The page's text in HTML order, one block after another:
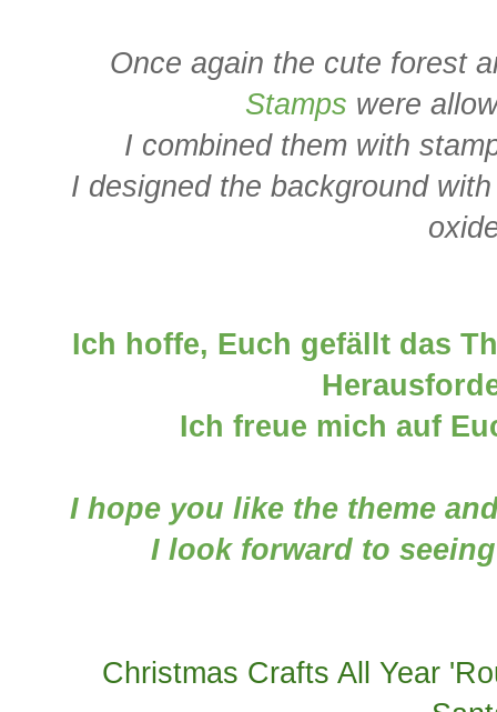
Once again the cute forest
Stamps were
I combined them with
I designed the background
Ich hoffe, Euch gefällt das
Ich freue mich auf
I hope you like the theme
I look forward to
Christmas Crafts All Year